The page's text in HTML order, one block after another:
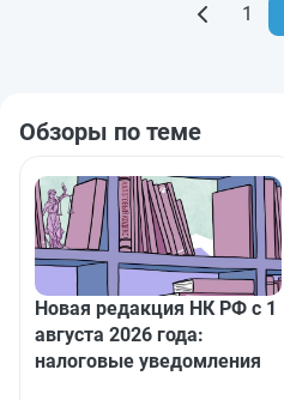
1
Обзоры по теме
Новая редакция НК РФ с 1
августа 2026 года:
налоговые уведомления